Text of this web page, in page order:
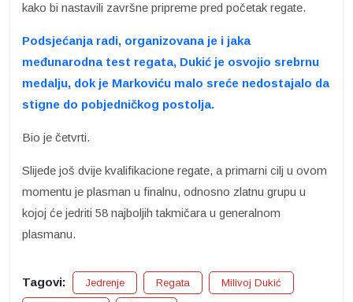
kako bi nastavili završne pripreme pred početak regate.
Podsjećanja radi, organizovana je i jaka
međunarodna test regata, Dukić je osvojio srebrnu
medalju, dok je Markoviću malo sreće nedostajalo da
stigne do pobjedničkog postolja.
Bio je četvrti.
Slijede još dvije kvalifikacione regate, a primarni cilj u ovom
momentu je plasman u finalnu, odnosno zlatnu grupu u
kojoj će jedriti 58 najboljih takmičara u generalnom
plasmanu.
Tagovi: Jedrenje Regata Milivoj Dukić